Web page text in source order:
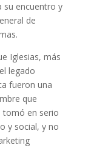
su encuentro y
de
Iglesias, más
legado
fueron una
que
tomó en serio
y social, y no